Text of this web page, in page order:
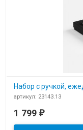
Набор с ручкой,
артикул: 23143.13
1 799 ₽